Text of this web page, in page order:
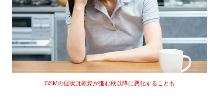
GSMの症状は乾燥が進む秋以降に悪化することも